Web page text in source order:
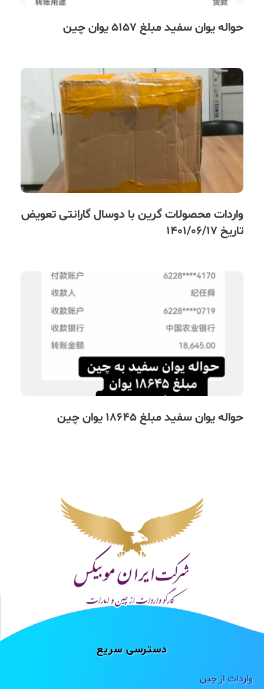
حواله یوان سفید مبلغ 5157 یوان چین
واردات محصولات گرین با دوسال گارانتی تعویض
تاریخ 1401/06/17
حواله یوان سفید مبلغ 18645 یوان چین
دسترسی سریع
واردات از چین